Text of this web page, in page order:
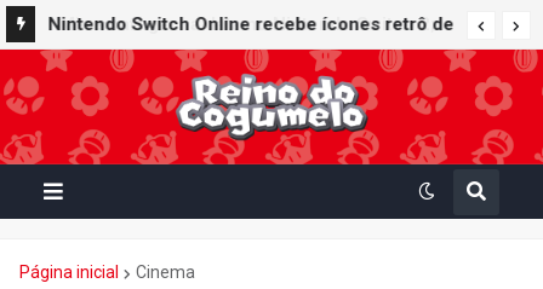
Nintendo Switch Online recebe ícones retrô de
Mario Paint (SNES) e Mario Kart: Super Circuit
(GBA)
Página inicial Cinema